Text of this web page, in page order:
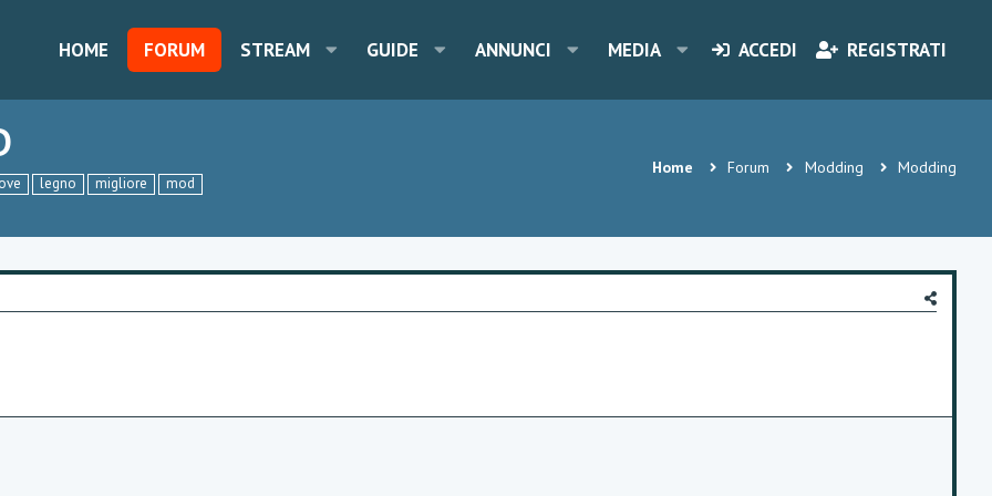
HOME FORUM STREAM GUIDE ANNUNCI MEDIA ACCEDI REGISTRATI
legno migliore
mod
Home Forum Modding Modding